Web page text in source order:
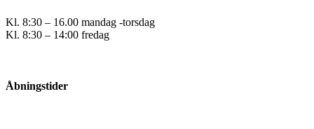
Kl. 8:30 – 16.00 mandag -torsdag
Kl. 8:30 – 14:00 fredag
Åbningstider